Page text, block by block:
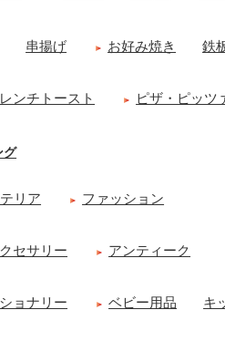
串揚げ お好み焼き 鉄
ンチトースト ピザ・ピッツ
グ
リア ファッション
セサリー アンティーク
ョナリー ベビー用品 キ